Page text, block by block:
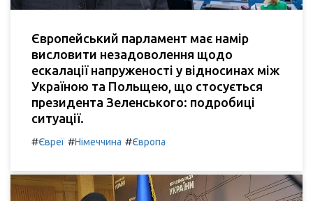
Європейський парламент має намір
висловити незадоволення щодо
ескалації напруженості у відносинах між
Україною та Польщею, що стосується
президента Зеленського: подробиці
ситуації.
#Євреї #Німеччина #Європа